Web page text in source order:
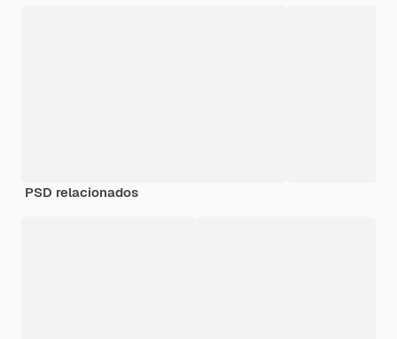
PSD relacionados